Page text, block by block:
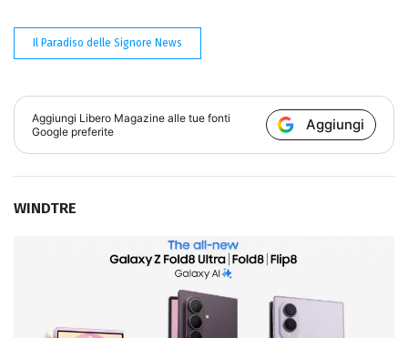
Il Paradiso delle Signore News
Aggiungi Libero Magazine alle tue fonti
Google preferite
Aggiungi
WINDTRE